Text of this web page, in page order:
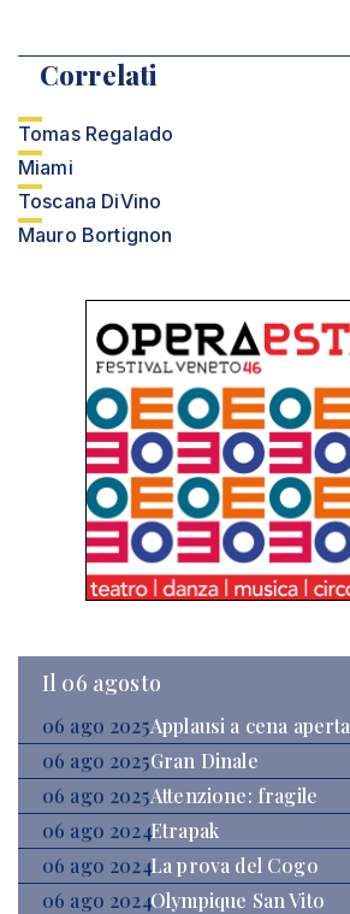
Correlati
Tomas Regalado
Miami
Toscana DiVino
Mauro Bortignon
Il 06 agosto
06 ago 2025Applausi a cena aperta
06 ago 2025Gran Dinale
06 ago 2025Attenzione: fragile
06 ago 2024Etrapak
06 ago 2024La prova del Cogo
06 ago 2024Olympique San Vito